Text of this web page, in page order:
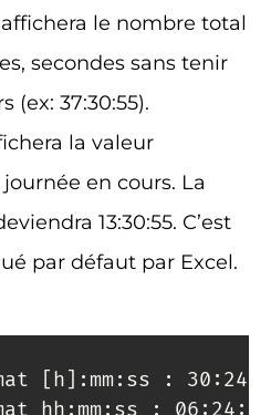
le nombre total
secondes sans tenir
(ex: 37:30:55).
la valeur
en cours. La
13:30:55. C’est
par défaut par Excel.
[h]:mm:ss :
hh:mm:ss : 06:24:00